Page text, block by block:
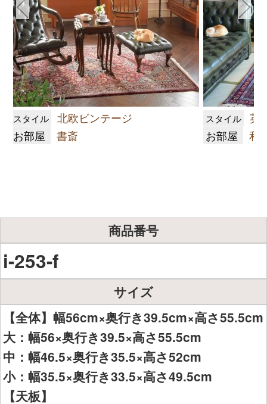
スタイル
北欧ビンテージ
お部屋
書斎
スタイル
英
お部屋
和
商品番号
i-253-f
サイズ
【全体】幅56cm×奥行き39.5cm×高さ55.5cm
大：幅56×奥行き39.5×高さ55.5cm
中：幅46.5×奥行き35.5×高さ52cm
小：幅35.5×奥行き33.5×高さ49.5cm
【天板】